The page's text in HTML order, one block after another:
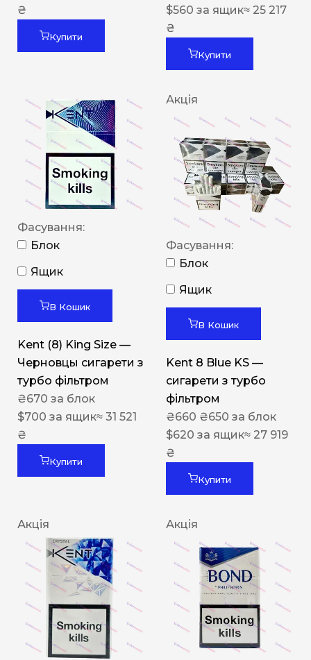
₴
Купити
$560 за ящик≈ 25 217
₴
Купити
Фасування:
Блок
Ящик
В Кошик
Kent (8) King Size —
Черновцы сигарети з
турбо фільтром
₴670 за блок
$700 за ящик≈ 31 521
₴
Купити
Акція
Фасування:
Блок
Ящик
В Кошик
Kent 8 Blue KS —
сигарети з турбо
фільтром
₴660 ₴650 за блок
$620 за ящик≈ 27 919
₴
Купити
Акція Акція